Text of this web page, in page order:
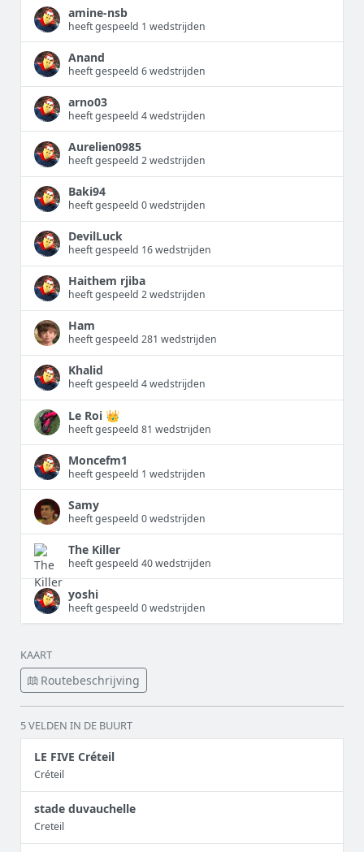
amine-nsb
heeft gespeeld 1 wedstrijden
Anand
heeft gespeeld 6 wedstrijden
arno03
heeft gespeeld 4 wedstrijden
Aurelien0985
heeft gespeeld 2 wedstrijden
Baki94
heeft gespeeld 0 wedstrijden
DevilLuck
heeft gespeeld 16 wedstrijden
Haithem rjiba
heeft gespeeld 2 wedstrijden
Ham
heeft gespeeld 281 wedstrijden
Khalid
heeft gespeeld 4 wedstrijden
Le Roi 👑
heeft gespeeld 81 wedstrijden
Moncefm1
heeft gespeeld 1 wedstrijden
Samy
heeft gespeeld 0 wedstrijden
The Killer
heeft gespeeld 40 wedstrijden
yoshi
heeft gespeeld 0 wedstrijden
KAART
Routebeschrijving
5 VELDEN IN DE BUURT
LE FIVE Créteil
Créteil
stade duvauchelle
Creteil